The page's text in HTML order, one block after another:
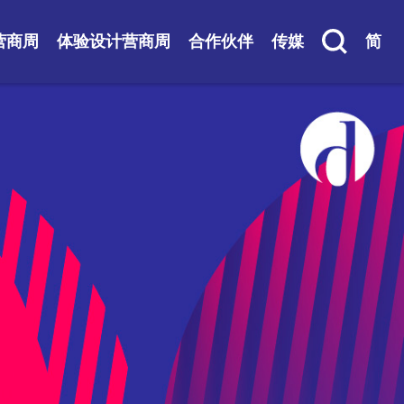
商周 体验设计营商周 合作伙伴 传媒 简